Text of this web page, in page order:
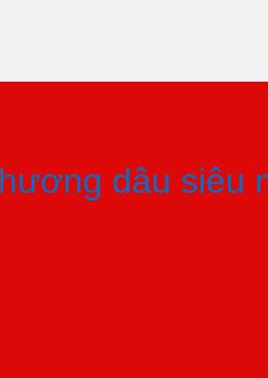
dâu siêu